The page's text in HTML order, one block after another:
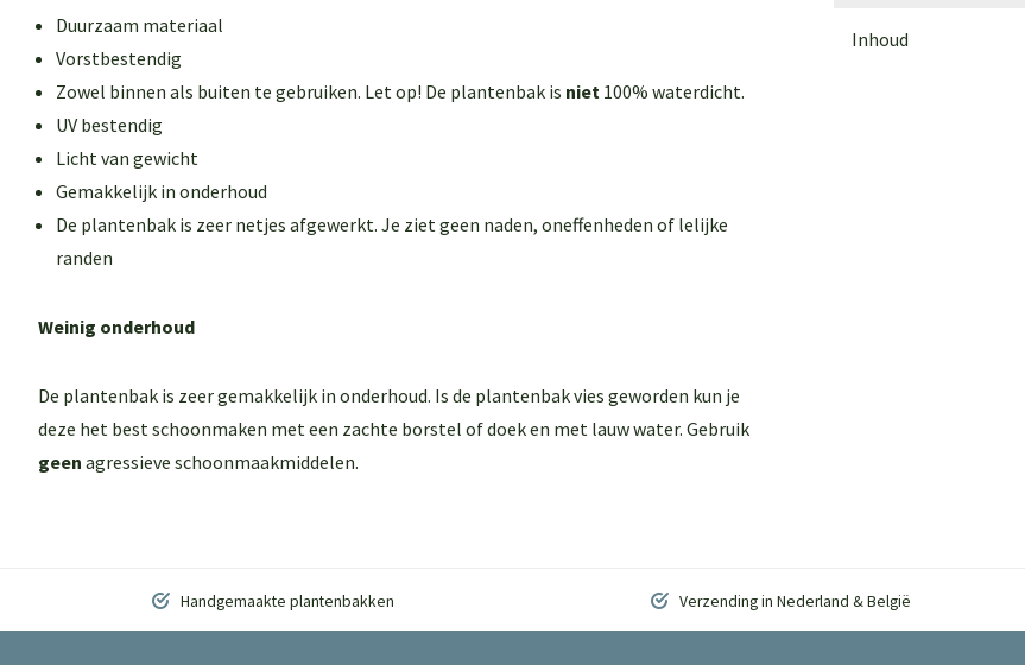
Duurzaam materiaal
Vorstbestendig
Zowel binnen als buiten te gebruiken. Let op! De plantenbak is niet 100% waterdicht.
UV bestendig
Licht van gewicht
Gemakkelijk in onderhoud
De plantenbak is zeer netjes afgewerkt. Je ziet geen naden, oneffenheden of lelijke
randen
Weinig onderhoud
De plantenbak is zeer gemakkelijk in onderhoud. Is de plantenbak vies geworden kun je
deze het best schoonmaken met een zachte borstel of doek en met lauw water. Gebruik
geen agressieve schoonmaakmiddelen.
Inhoud
Handgemaakte plantenbakken Verzending in Nederland & België